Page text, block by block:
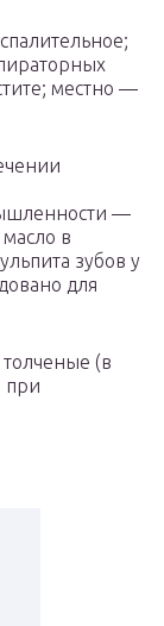
местно —
—
в
зубов у
для
(в
при